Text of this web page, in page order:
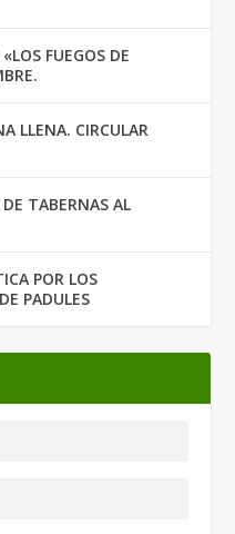
FUEGOS DE
LLENA. CIRCULAR
TABERNAS AL
POR LOS
PADULES